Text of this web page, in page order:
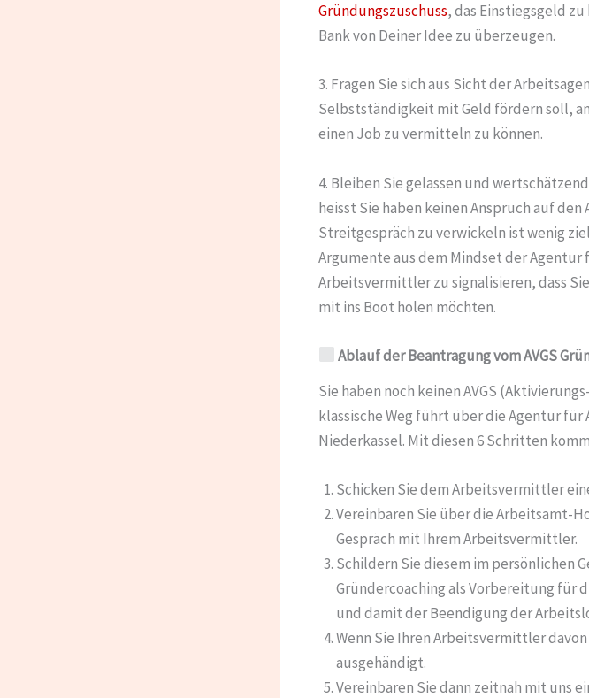
Gründungszuschuss, das Einstiegsgeld
Bank von Deiner Idee zu überzeugen.
3. Fragen Sie sich aus Sicht der
Selbstständigkeit mit Geld fördern soll,
einen Job zu vermitteln zu können.
4. Bleiben Sie gelassen und
heisst Sie haben keinen Anspruch auf
Streitgespräch zu verwickeln ist wenig
Argumente aus dem Mindset der
Arbeitsvermittler zu signalisieren, dass
mit ins Boot holen möchten.
Ablauf der Beantragung vom AVGS
Sie haben noch keinen AVGS
klassische Weg führt über die Agentur
Niederkassel. Mit diesen 6 Schritten
Schicken Sie dem Arbeitsvermittler
Vereinbaren Sie über die Arbeitsamt-
Gespräch mit Ihrem Arbeitsvermittler.
Schildern Sie diesem im persönlichen
Gründercoaching als Vorbereitung für
und damit der Beendigung der
Wenn Sie Ihren Arbeitsvermittler
ausgehändigt.
Vereinbaren Sie dann zeitnah mit uns